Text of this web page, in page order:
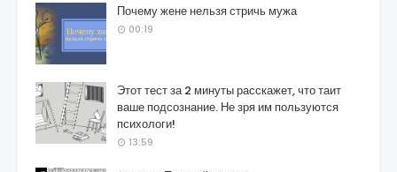
Почему жене нельзя стричь мужа
00:19
Этот тест за 2 минуты расскажет, что таит
ваше подсознание. Не зря им пользуются
психологи!
13:59